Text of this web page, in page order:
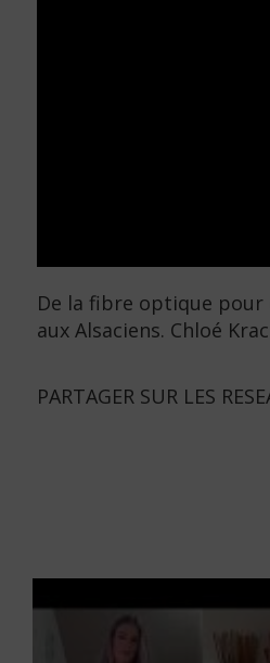
De la fibre optique pour
aux Alsaciens. Chloé
PARTAGER SUR LES